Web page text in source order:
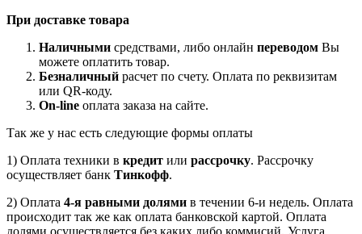
При доставке товара
Наличными средствами, либо онлайн переводом Вы
можете оплатить товар.
Безналичный расчет по счету. Оплата по реквизитам
или QR-коду.
On-line оплата заказа на сайте.
Так же у нас есть следующие формы оплаты
1) Оплата техники в кредит или рассрочку. Рассрочку
осуществляет банк Тинкофф.
2) Оплата 4-я равными долями в течении 6-и недель. Оплата
происходит так же как оплата банковской картой. Оплата
долями осуществляется без каких либо коммисий. Услуга